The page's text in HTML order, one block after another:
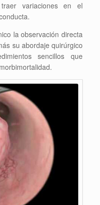
variaciones en el
la observación directa
su abordaje quirúrgico
sencillos que